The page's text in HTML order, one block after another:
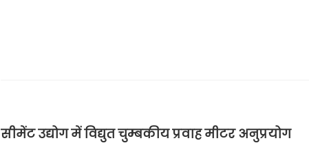
सीमेंट उद्योग में विद्युत चुम्बकीय प्रवाह मीटर अनुप्रयोग